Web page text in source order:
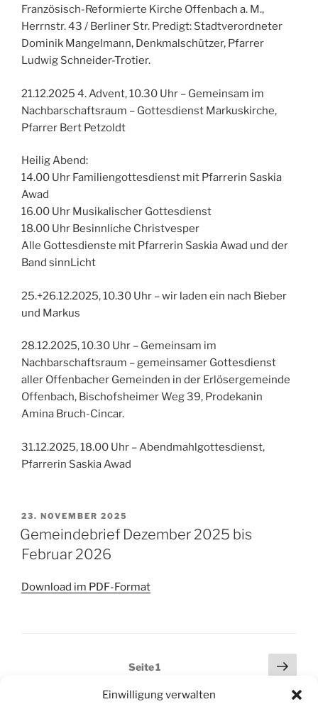
Einwilligung verwalten
Französisch-Reformierte Kirche Offenbach a. M.,
Herrnstr. 43 / Berliner Str. Predigt: Stadtverordneter
Dominik Mangelmann, Denkmalschützer, Pfarrer
Ludwig Schneider-Trotier.
21.12.2025 4. Advent, 10.30 Uhr – Gemeinsam im
Nachbarschaftsraum – Gottesdienst Markuskirche,
Pfarrer Bert Petzoldt
Heilig Abend:
14.00 Uhr Familiengottesdienst mit Pfarrerin Saskia
Awad
16.00 Uhr Musikalischer Gottesdienst
18.00 Uhr Besinnliche Christvesper
Alle Gottesdienste mit Pfarrerin Saskia Awad und der
Band sinnLicht
25.+26.12.2025, 10.30 Uhr – wir laden ein nach Bieber
und Markus
28.12.2025, 10.30 Uhr – Gemeinsam im
Nachbarschaftsraum – gemeinsamer Gottesdienst
aller Offenbacher Gemeinden in der Erlösergemeinde
Offenbach, Bischofsheimer Weg 39, Prodekanin
Amina Bruch-Cincar.
31.12.2025, 18.00 Uhr – Abendmahlgottesdienst,
Pfarrerin Saskia Awad
VERÖFFENTLICHT
AM
23. NOVEMBER 2025
Gemeindebrief Dezember 2025 bis
Februar 2026
Download im PDF-Format
Seitennummerierung
Seite1